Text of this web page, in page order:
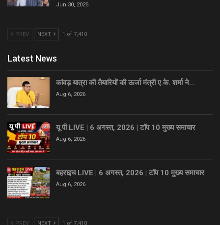
Jun 30, 2025
PREV NEXT 1 of 7,410
Latest News
कांवड़ यात्रा की तैयारियों की ऊर्जा मंत्री ए.के. शर्मा ने…
Aug 6, 2026
यू पी LIVE | 6 अगस्त, 2026 | टॉप 10 मुख्य समाचार
Aug 6, 2026
बहराइच LIVE | 6 अगस्त, 2026 | टॉप 10 मुख्य समाचार
Aug 6, 2026
PREV NEXT 1 of 7,410